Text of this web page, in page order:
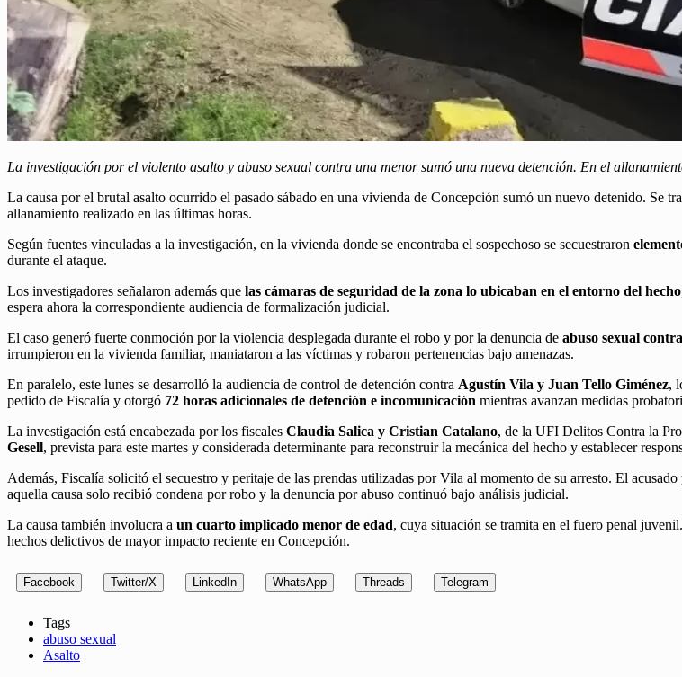
La investigación por el violento asalto y abuso sexual contra una menor sumó una nueva detención. En el
La causa por el brutal asalto ocurrido el pasado sábado en una vivienda de Concepción sumó un nuevo detenido. Se
allanamiento realizado en las últimas horas.
Según fuentes vinculadas a la investigación, en la vivienda donde se encontraba el sospechoso se secuestraron
durante el ataque.
Los investigadores señalaron además que las cámaras de seguridad de la zona lo ubicaban en el entorno del hecho
espera ahora la correspondiente audiencia de formalización judicial.
El caso generó fuerte conmoción por la violencia desplegada durante el robo y por la denuncia de abuso sexual
irrumpieron en la vivienda familiar, maniataron a las víctimas y robaron pertenencias bajo amenazas.
En paralelo, este lunes se desarrolló la audiencia de control de detención contra Agustín Vila y Juan Tello Giménez,
pedido de Fiscalía y otorgó 72 horas adicionales de detención e incomunicación mientras avanzan medidas
La investigación está encabezada por los fiscales Claudia Salica y Cristian Catalano, de la UFI Delitos Contra la
Gesell, prevista para este martes y considerada determinante para reconstruir la mecánica del hecho y establecer
Además, Fiscalía solicitó el secuestro y peritaje de las prendas utilizadas por Vila al momento de su arresto. El
aquella causa solo recibió condena por robo y la denuncia por abuso continuó bajo análisis judicial.
La causa también involucra a un cuarto implicado menor de edad, cuya situación se tramita en el fuero penal
hechos delictivos de mayor impacto reciente en Concepción.
Facebook Twitter/X LinkedIn WhatsApp Threads Telegram
Tags
abuso sexual
Asalto